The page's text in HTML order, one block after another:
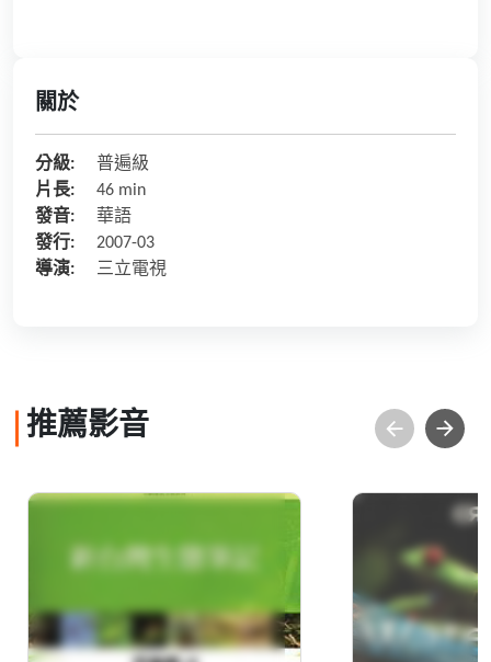
關於
分級:
普遍級
片長:
46 min
發音:
華語
發行:
2007-03
導演:
三立電視
推薦影音